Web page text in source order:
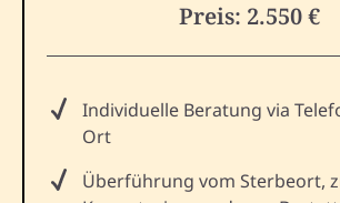
Preis: 2.550 €
Individuelle Beratung via
Ort
Überführung vom Sterbeort,